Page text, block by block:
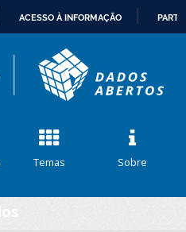
CONTEÚDO
ACESSO À INFORMAÇÃO
Temas Sobre